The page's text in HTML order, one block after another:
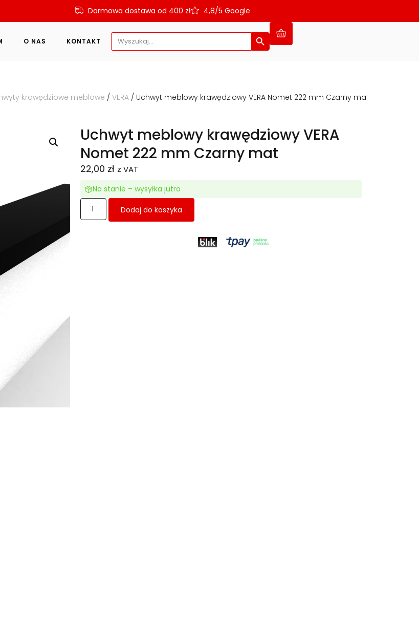
Darmowa dostawa od 400 zł 4,8/5 Google
O NAS KONTAKT
Search
for:
Search Button
krawędziowe meblowe / VERA / Uchwyt meblowy krawędziowy VERA Nomet 222 mm Czarny mat
Uchwyt meblowy krawędziowy VERA
Nomet 222 mm Czarny mat
22,00 zł z VAT
Na stanie – wysyłka jutro
Dodaj do koszyka